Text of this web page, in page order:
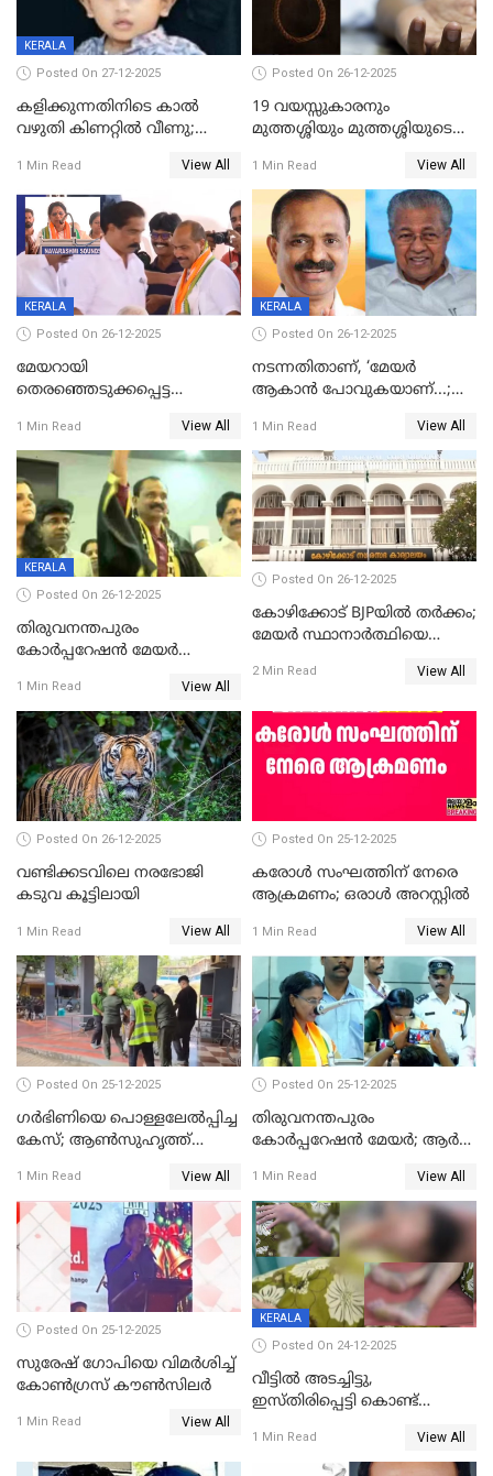
KERALA
Posted On 27-12-2025
കളിക്കുന്നതിനിടെ കാൽ
വഴുതി കിണറ്റിൽ വീണു;
ദാരുണാന്ത്യം
1 Min Read View All
Posted On 26-12-2025
19 വയസ്സുകാരനും
മുത്തശ്ശിയും മുത്തശ്ശിയുടെ
മരിച്ചനിലയിൽ
1 Min Read View All
KERALA
Posted On 26-12-2025
മേയറായി
തെരഞ്ഞെടുക്കപ്പെട്ട
ആദ്യ വോട്ട് അസാധു; കണ്ണൂർ
ഡെപ്യൂട്ടി മേയർ സ്ഥാനത്ത്
താഹിറിന് വിജയം
1 Min Read View All
KERALA
Posted On 26-12-2025
നടന്നതിതാണ്, ‘മേയർ
ആകാൻ പോവുകയാണ്...;
മുഖ്യമന്ത്രിയുടെ ഓഫീസ്
തന്നെ വിശദീകരിയ്ക്കുന്നു;
സത്യമിതാണ്
1 Min Read View All
KERALA
Posted On 26-12-2025
തിരുവനന്തപുരം
കോര്‍പ്പറേഷന്‍ മേയര്‍
ഹൈക്കോടതിയിലേക്ക്;
സത്യപ്രതിജ്ഞ ചടങ്ങില്‍
ചട്ടലംഘനമെന്ന് പാർട്ടി
1 Min Read View All
Posted On 26-12-2025
കോഴിക്കോട് BJPയിൽ തർക്കം;
മേയർ സ്ഥാനാർത്ഥിയെ
2 Min Read View All
Posted On 26-12-2025
വണ്ടിക്കടവിലെ നരഭോജി
കടുവ കൂട്ടിലായി
1 Min Read View All
Posted On 25-12-2025
കരോള്‍ സംഘത്തിന് നേരെ
ആക്രമണം; ഒരാള്‍ അറസ്റ്റില്‍
1 Min Read View All
Posted On 25-12-2025
ഗര്‍ഭിണിയെ പൊള്ളലേല്‍പ്പിച്ച
കേസ്; ആണ്‍സുഹൃത്ത്
1 Min Read View All
Posted On 25-12-2025
തിരുവനന്തപുരം
കോര്‍പ്പറേഷന്‍ മേയർ; ആര്‍
1 Min Read View All
Posted On 25-12-2025
സുരേഷ് ഗോപിയെ വിമര്‍ശിച്ച്
കോണ്‍ഗ്രസ് കൗണ്‍സിലര്‍
1 Min Read View All
KERALA
Posted On 24-12-2025
വീട്ടിൽ അടച്ചിട്ടു,
ഇസ്തിരിപ്പെട്ടി കൊണ്ട്
ഗർഭിണിയായ യുവതിക്ക് ക്രൂര
1 Min Read View All